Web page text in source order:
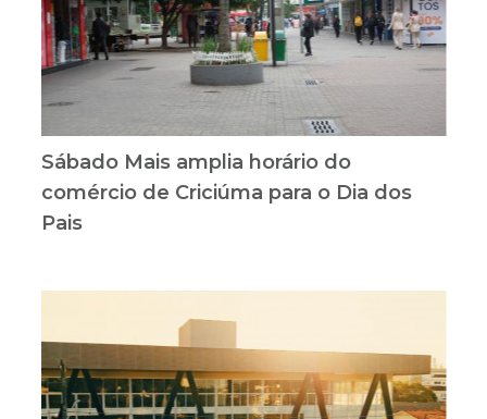
Sábado Mais amplia horário do
comércio de Criciúma para o Dia dos
Pais